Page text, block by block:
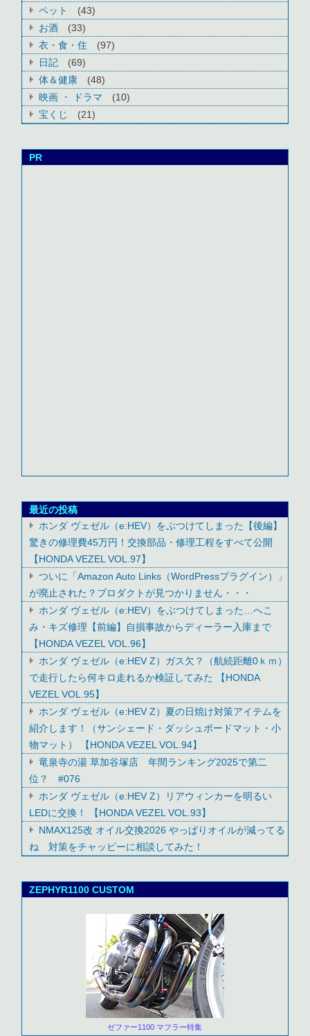
ペット
(43)
お酒
(33)
衣・食・住
(97)
日記
(69)
体＆健康
(48)
映画 ・ ドラマ
(10)
宝くじ
(21)
PR
最近の投稿
ホンダ ヴェゼル（e:HEV）をぶつけてしまった【後編】
驚きの修理費45万円！交換部品・修理工程をすべて公開
【HONDA VEZEL VOL.97】
ついに「Amazon Auto Links（WordPressプラグイン）」
が廃止された？プロダクトが見つかりません・・・
ホンダ ヴェゼル（e:HEV）をぶつけてしまった…へこ
み・キズ修理【前編】自損事故からディーラー入庫まで
【HONDA VEZEL VOL.96】
ホンダ ヴェゼル（e:HEV Z）ガス欠？（航続距離0ｋｍ）
で走行したら何キロ走れるか検証してみた 【HONDA
VEZEL VOL.95】
ホンダ ヴェゼル（e:HEV Z）夏の日焼け対策アイテムを
紹介します！（サンシェード・ダッシュボードマット・小
物マット） 【HONDA VEZEL VOL.94】
竜泉寺の湯 草加谷塚店 年間ランキング2025で第二
位？ #076
ホンダ ヴェゼル（e:HEV Z）リアウィンカーを明るい
LEDに交換！ 【HONDA VEZEL VOL.93】
NMAX125改 オイル交換2026 やっぱりオイルが減ってる
ね 対策をチャッピーに相談してみた！
ZEPHYR1100 CUSTOM
ゼファー1100 マフラー特集